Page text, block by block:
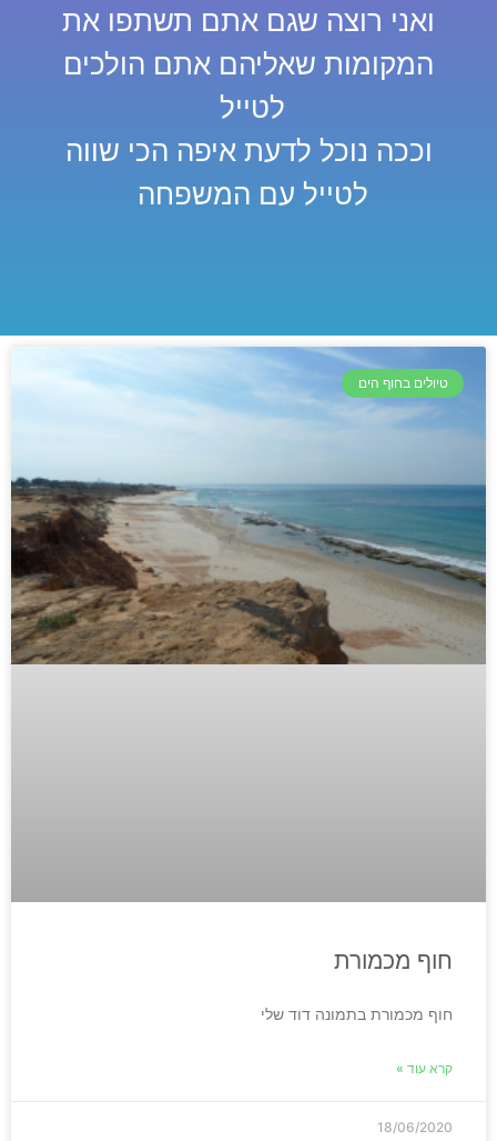
ואני רוצה שגם אתם תשתפו את
המקומות שאליהם אתם הולכים
לטייל
וככה נוכל לדעת איפה הכי שווה
לטייל עם המשפחה
טיולים בחוף הים
חוף מכמורת
חוף מכמורת בתמונה דוד שלי
קרא עוד »
18/06/2020